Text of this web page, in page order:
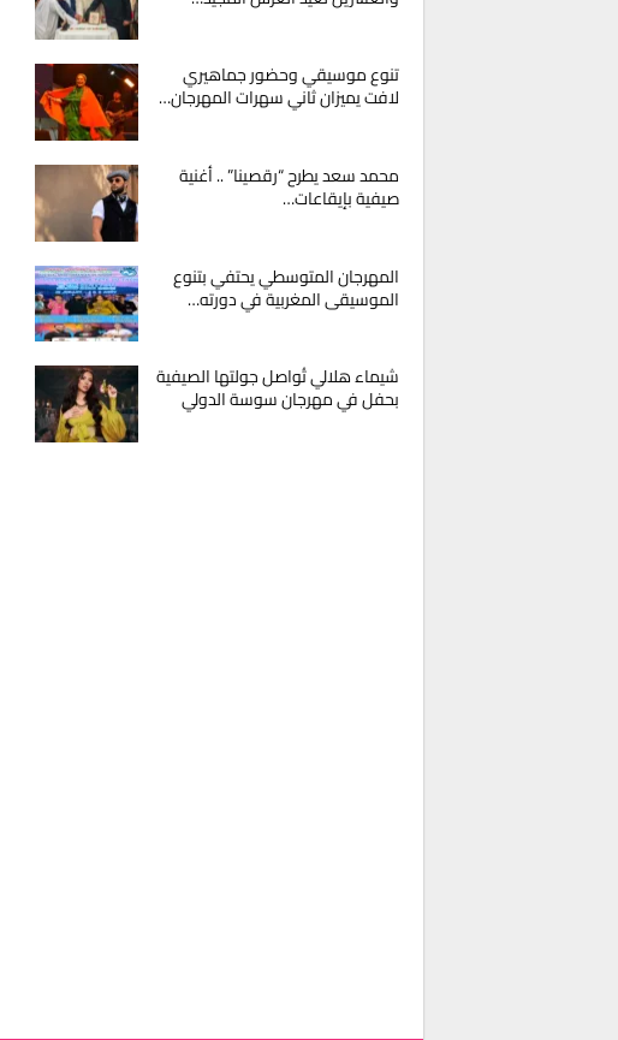
تنوع موسيقي وحضور جماهيري
لافت يميزان ثاني سهرات المهرجان…
محمد سعد يطرح “رقصينا” .. أغنية
صيفية بإيقاعات…
المهرجان المتوسطي يحتفي بتنوع
الموسيقى المغربية في دورته…
شيماء هلالي تُواصل جولتها الصيفية
بحفل في مهرجان سوسة الدولي